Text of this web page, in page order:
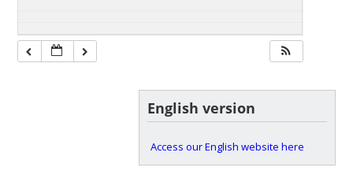
English version
Access our English website here